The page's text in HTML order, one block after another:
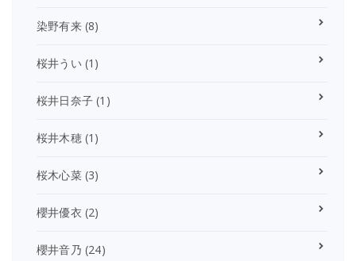
染野有来(8)
桜井うい (1)
桜井日奈子 (1)
桜井木穂(1)
桜木心菜(3)
櫻井優衣 (2)
櫻井音乃 (24)